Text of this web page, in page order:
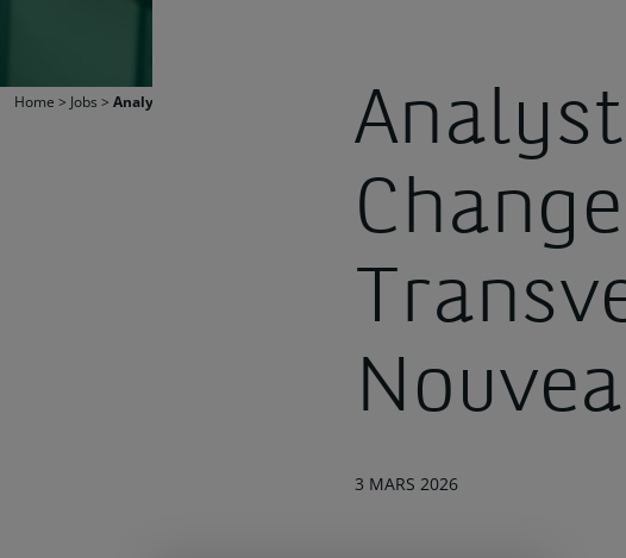
Home > Jobs > Analyste du Changement Transversal – Nouveau.elle diplômé.e
3 MARS 2026